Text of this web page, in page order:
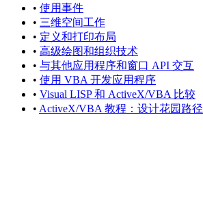
AutoCAD 2016 API
史记录参考
（ActiveX）
AutoCAD 2015 API
史记录参考
• 使用事件
• 三维空间工作
• 定义和打印布局
• 高级绘图和组织技术
• 与其他应用程序和窗口 API 交互
• 使用 VBA 开发应用程序
• Visual LISP 和 ActiveX/VBA 比较
• ActiveX/VBA 教程：设计花园路径